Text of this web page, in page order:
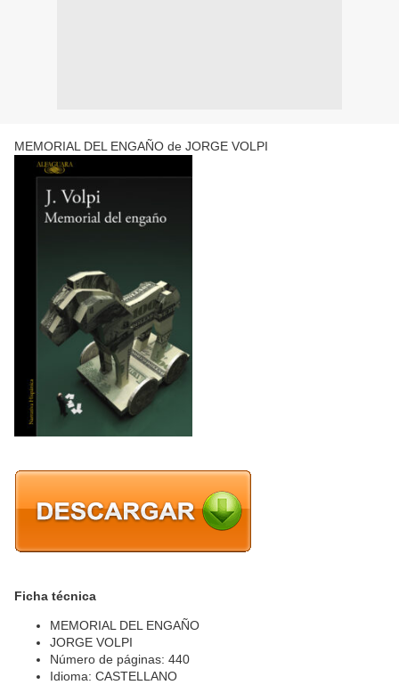
MEMORIAL DEL ENGAÑO de JORGE VOLPI
Ficha técnica
MEMORIAL DEL ENGAÑO
JORGE VOLPI
Número de páginas: 440
Idioma: CASTELLANO